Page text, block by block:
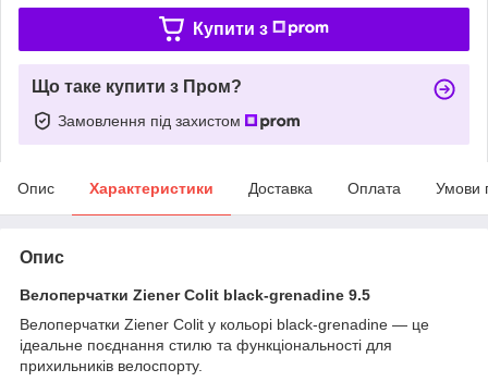
Купити з
Що таке купити з Пром?
Замовлення під захистом
Опис Характеристики Доставка Оплата Умови
Опис
Велоперчатки Ziener Colit black-grenadine 9.5
Велоперчатки Ziener Colit у кольорі black-grenadine — це
ідеальне поєднання стилю та функціональності для
прихильників велоспорту.